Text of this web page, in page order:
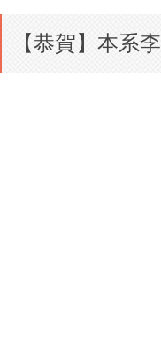
【恭賀】本系